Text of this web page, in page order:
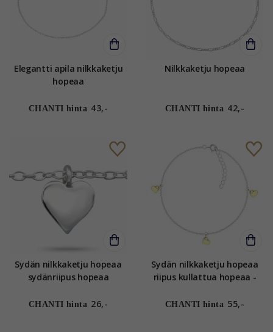
Elegantti apila nilkkaketju
hopeaa
CHANTI hinta 43,-
Nilkkaketju hopeaa
CHANTI hinta 42,-
Sydän nilkkaketju hopeaa
sydänriipus hopeaa
CHANTI hinta 26,-
Sydän nilkkaketju hopeaa
riipus kullattua hopeaa -
CHANTI hinta 55,-